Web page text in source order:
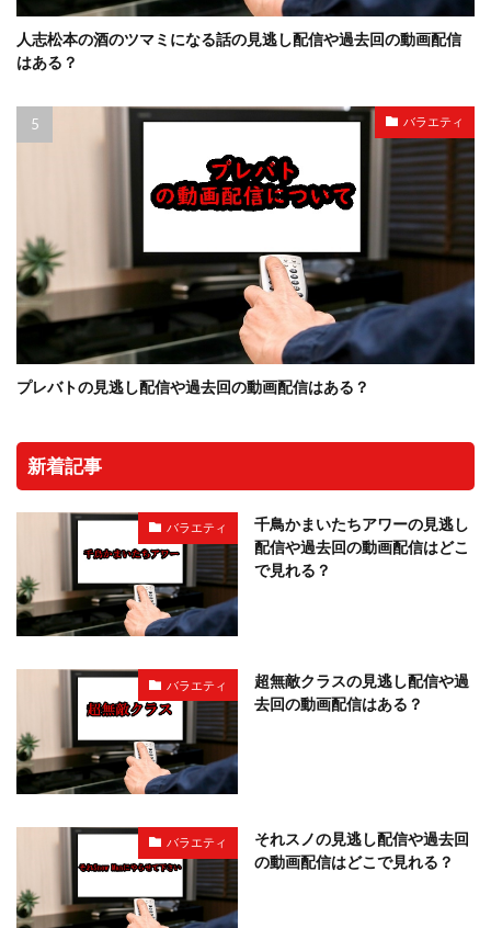
人志松本の酒のツマミになる話の見逃し配信や過去回の動画配信
はある？
バラエティ
プレバトの見逃し配信や過去回の動画配信はある？
新着記事
バラエティ
千鳥かまいたちアワーの見逃し
配信や過去回の動画配信はどこ
で見れる？
バラエティ
超無敵クラスの見逃し配信や過
去回の動画配信はある？
バラエティ
それスノの見逃し配信や過去回
の動画配信はどこで見れる？